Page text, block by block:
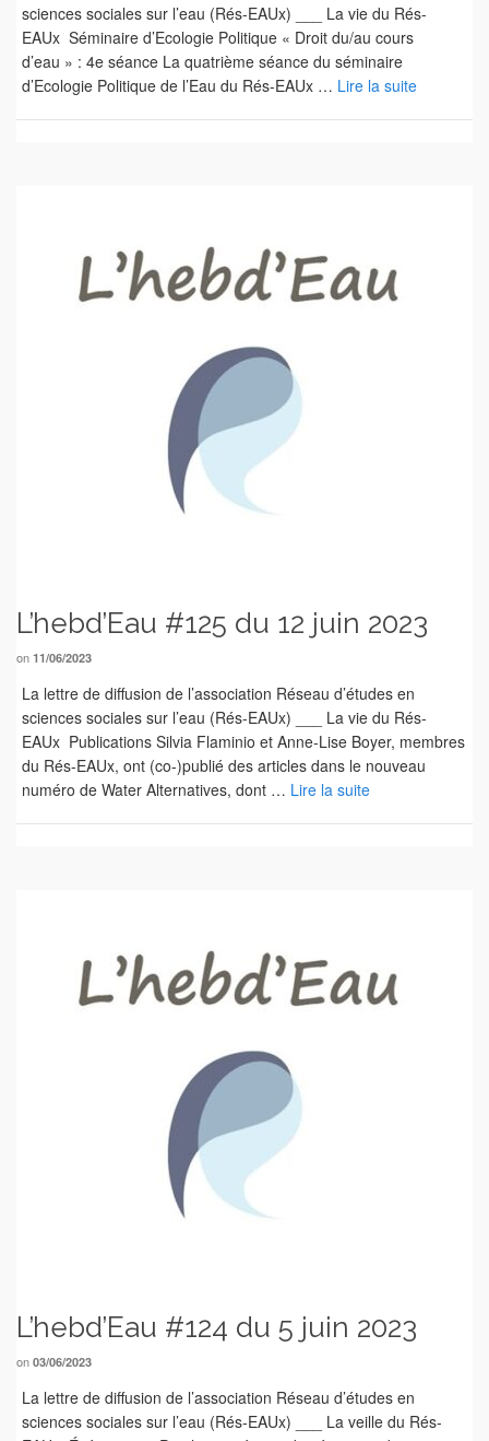
sciences sociales sur l’eau (Rés-EAUx) ___ La vie du Rés-
EAUx Séminaire d’Ecologie Politique « Droit du/au cours
d’eau » : 4e séance La quatrième séance du séminaire
d’Ecologie Politique de l’Eau du Rés-EAUx … Lire la suite
L’hebd’Eau #125 du 12 juin 2023
on 11/06/2023
La lettre de diffusion de l’association Réseau d’études en
sciences sociales sur l’eau (Rés-EAUx) ___ La vie du Rés-
EAUx Publications Silvia Flaminio et Anne-Lise Boyer, membres
du Rés-EAUx, ont (co-)publié des articles dans le nouveau
numéro de Water Alternatives, dont … Lire la suite
L’hebd’Eau #124 du 5 juin 2023
on 03/06/2023
La lettre de diffusion de l’association Réseau d’études en
sciences sociales sur l’eau (Rés-EAUx) ___ La veille du Rés-